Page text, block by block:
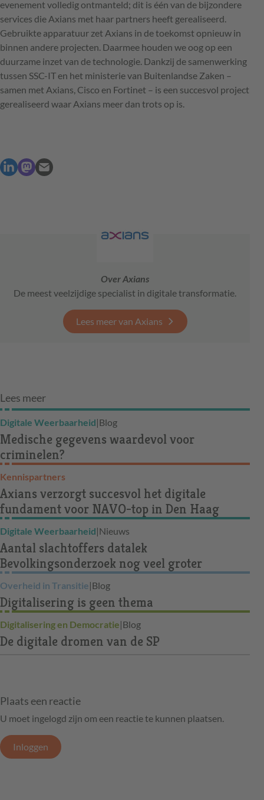
evenement volledig ontmanteld; dit is één van de bijzondere
services die Axians met haar partners heeft gerealiseerd.
Gebruikte apparatuur zet Axians in de toekomst opnieuw in
binnen andere projecten. Daarmee houden we oog op een
duurzame inzet van de technologie. Dankzij de samenwerking
tussen SSC-IT en het ministerie van Buitenlandse Zaken –
samen met Axians, Cisco en Fortinet – is een succesvol project
gerealiseerd waar Axians meer dan trots op is.
Over Axians
De meest veelzijdige specialist in digitale transformatie.
Lees meer van Axians
Lees meer
Digitale Weerbaarheid|Blog
Medische gegevens waardevol voor
criminelen?
Kennispartners
Axians verzorgt succesvol het digitale
fundament voor NAVO-top in Den Haag
Digitale Weerbaarheid|Nieuws
Aantal slachtoffers datalek
Bevolkingsonderzoek nog veel groter
Overheid in Transitie|Blog
Digitalisering is geen thema
Digitalisering en Democratie|Blog
De digitale dromen van de SP
Plaats een reactie
U moet ingelogd zijn om een reactie te kunnen plaatsen.
Inloggen